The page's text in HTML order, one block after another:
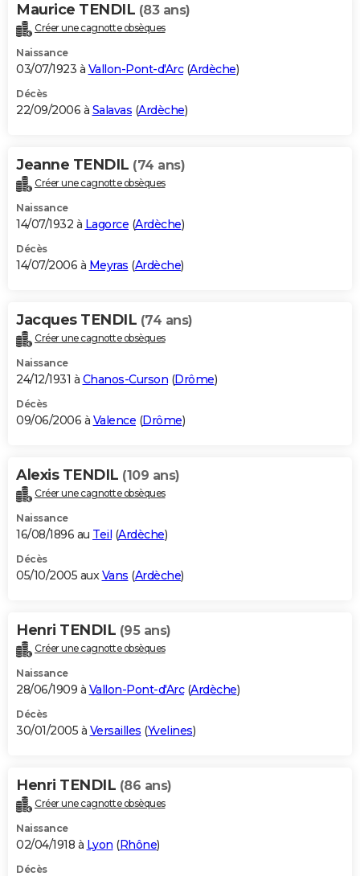
Maurice TENDIL (83 ans)
Créer une cagnotte obsèques
Naissance
03/07/1923 à Vallon-Pont-d'Arc(Ardèche)
Décès
22/09/2006 à Salavas (Ardèche)
Jeanne TENDIL (74 ans)
Créer une cagnotte obsèques
Naissance
14/07/1932 à Lagorce (Ardèche)
Décès
14/07/2006 à Meyras (Ardèche)
Jacques TENDIL (74 ans)
Créer une cagnotte obsèques
Naissance
24/12/1931 à Chanos-Curson (Drôme)
Décès
09/06/2006 à Valence (Drôme)
Alexis TENDIL (109 ans)
Créer une cagnotte obsèques
Naissance
16/08/1896 au Teil (Ardèche)
Décès
05/10/2005 auxVans (Ardèche)
Henri TENDIL (95 ans)
Créer une cagnotte obsèques
Naissance
28/06/1909 à Vallon-Pont-d'Arc(Ardèche)
Décès
30/01/2005 à Versailles (Yvelines)
Henri TENDIL (86 ans)
Créer une cagnotte obsèques
Naissance
02/04/1918 à Lyon (Rhône)
Décès